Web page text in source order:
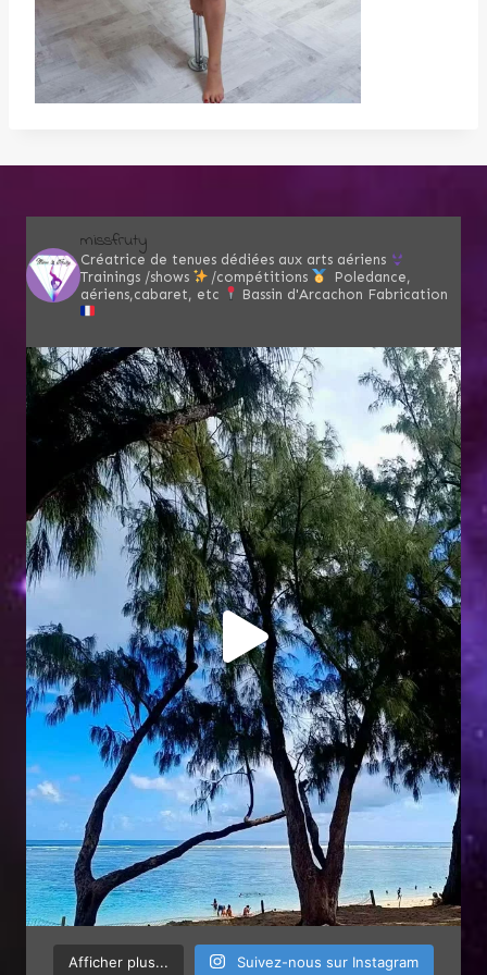
missfruty
Créatrice de tenues dédiées aux arts aériens
Trainings /shows
/compétitions
Poledance,
aériens,cabaret, etc
Bassin d'Arcachon Fabrication
Afficher plus... Suivez-nous sur Instagram